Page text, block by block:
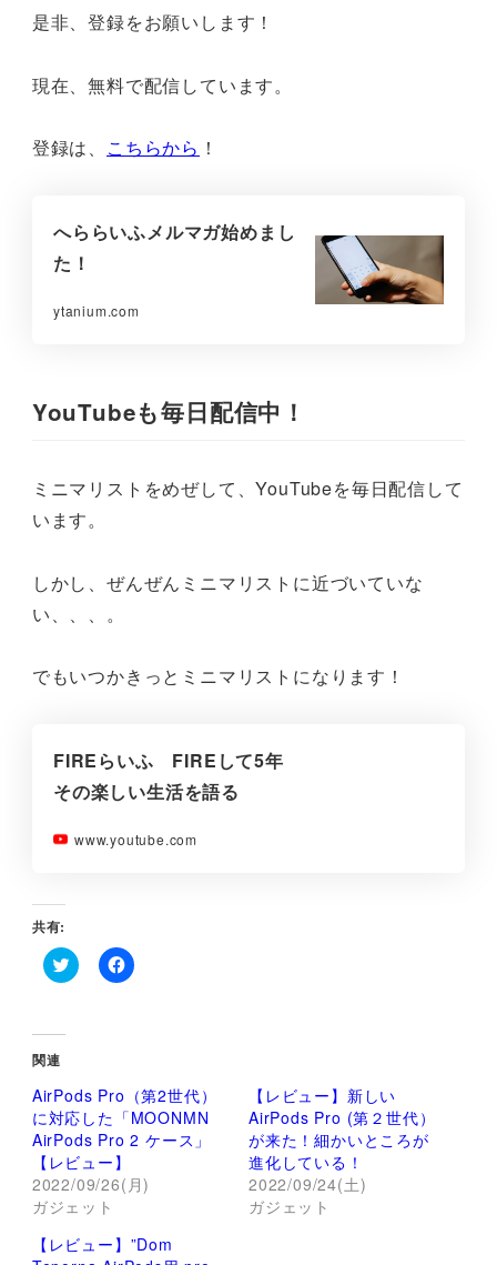
是非、登録をお願いします！
現在、無料で配信しています。
登録は、 こちらから ！
へららいふメルマガ始めまし
た！
ytanium.com
YouTubeも毎日配信中！
ミニマリストをめぜして、YouTubeを毎日配信して
います。
しかし、ぜんぜんミニマリストに近づいていな
い、、、。
でもいつかきっとミニマリストになります！
FIREらいふ FIREして5年
その楽しい生活を語る
www.youtube.com
共有:
ク
し
て
T
i
t
t
e
r
で
共
有
(
し
い
F
で
有
す
る
に
は
リ
ク
し
関連
AirPods Pro（第2世代）
に対応した「MOONMN
AirPods Pro 2 ケース」
【レビュー】
2022/09/26(月)
ガジェット
【レビュー】新しい
AirPods Pro (第２世代）
が来た！細かいところが
進化している！
2022/09/24(土)
ガジェット
【レビュー】”Dom